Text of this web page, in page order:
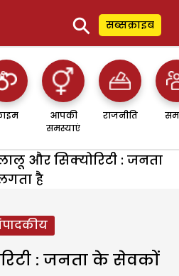
⚲ सब्सक्राइब
आपकी
समस्याएं
राजनीति
और सिक्योरिटी : जनता
है
: जनता के सेवकों